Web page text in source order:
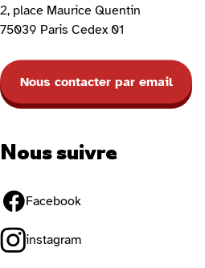
2, place Maurice Quentin
75039 Paris Cedex 01
Nous contacter par email
Nous suivre
Facebook
instagram